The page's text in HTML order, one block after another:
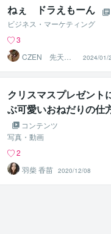
ねぇ ドラえもーん
ビジネス・マーケティング
3
CZEN 先天的
霊感と後天的神
秘力の導者
2024/01/
クリスマスプレゼント
ぶ可愛いおねだりの仕
コンテンツ
写真・動画
2
羽柴 香苗 2020/12/08